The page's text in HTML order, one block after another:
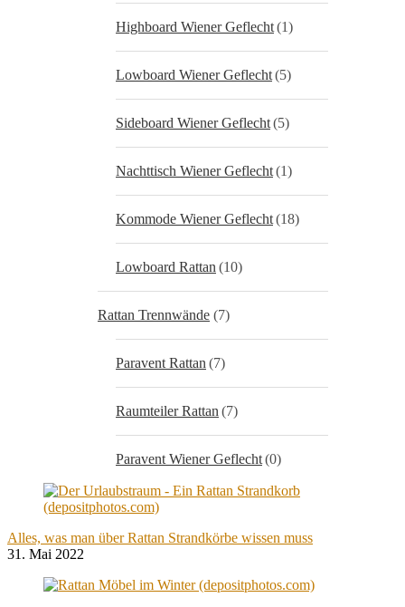
Highboard Wiener Geflecht(1)
Lowboard Wiener Geflecht(5)
Sideboard Wiener Geflecht(5)
Nachttisch Wiener Geflecht(1)
Kommode Wiener Geflecht(18)
Lowboard Rattan (10)
Rattan Trennwände (7)
Paravent Rattan (7)
Raumteiler Rattan (7)
Paravent Wiener Geflecht(0)
Alles, was man über Rattan Strandkörbe wissen muss
31. Mai 2022